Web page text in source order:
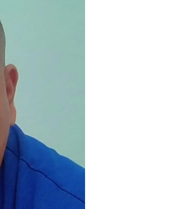
incansable en la salud y la amistad